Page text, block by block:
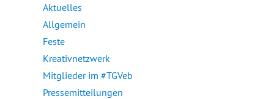
Aktuelles
Allgemein
Feste
Kreativnetzwerk
Mitglieder im #TGVeb
Pressemitteilungen